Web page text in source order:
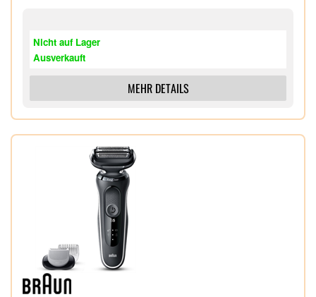
100% wasserdichter elektrischer Rasierer für Nass-
und Trockenrasur
Im Lieferumfang enthalten: 1x Series 6
Elektrorasierer für Herren, 1x Barttrimmer-Aufsatz,
1x Reise-Etui, 1x Netzteil mit automatischer
Anpassung an 100 V bis 240 V, 1x
Reinigungsbürste
Nicht auf Lager
Ausverkauft
MEHR DETAILS